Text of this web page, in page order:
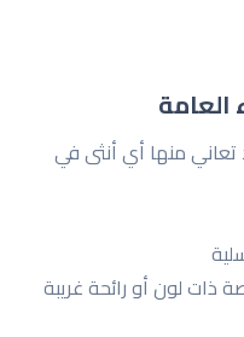
العامة
منها أي أنثى في